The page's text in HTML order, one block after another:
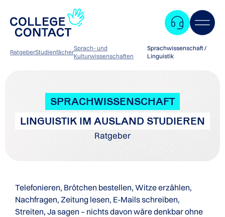
RatgeberStudienfächer
Sprach- und
Kulturwissenschaften
Sprachwissenschaft /
Linguistik
SPRACHWISSENSCHAFT
LINGUISTIK IM AUSLAND STUDIEREN
Ratgeber
Telefonieren, Brötchen bestellen, Witze erzählen,
Nachfragen, Zeitung lesen, E-Mails schreiben,
Streiten, Ja sagen – nichts davon wäre denkbar ohne